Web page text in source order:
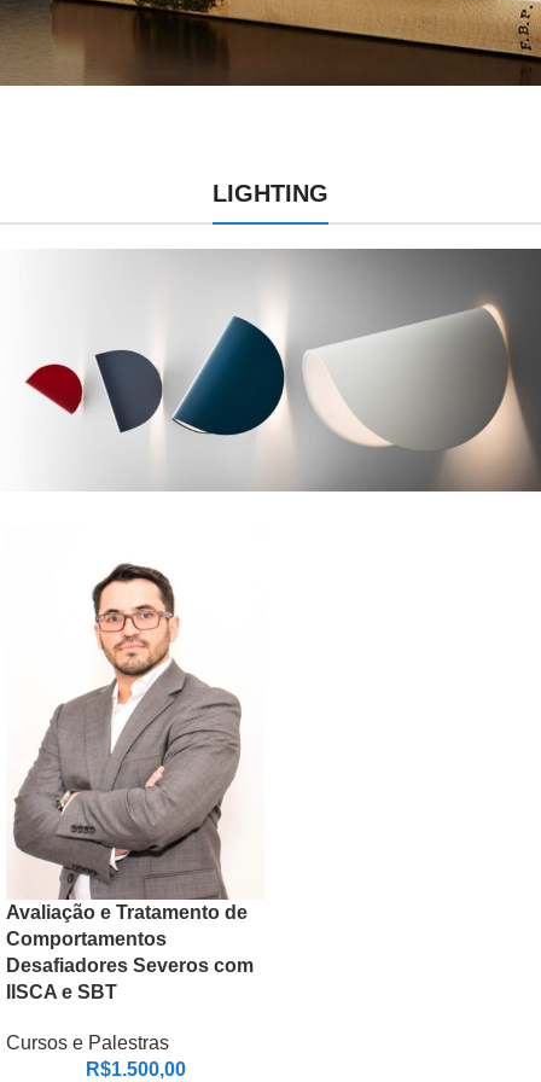
13:00 - 15:00 – Exercício Prático:
Análise e Início do SBT
Simulação de IISCA,
15:00 - 15:15 – Coffee-break
15:15 - 17:30 – Planejamento e
Estratégias de monitoramento,
ajuste contínuo e sessão de
perguntas e respostas com casos
reais
LIGHTING
Avaliação e Tratamento de
Comportamentos
Desafiadores Severos com
IISCA e SBT
Cursos e Palestras
R$1.500,00